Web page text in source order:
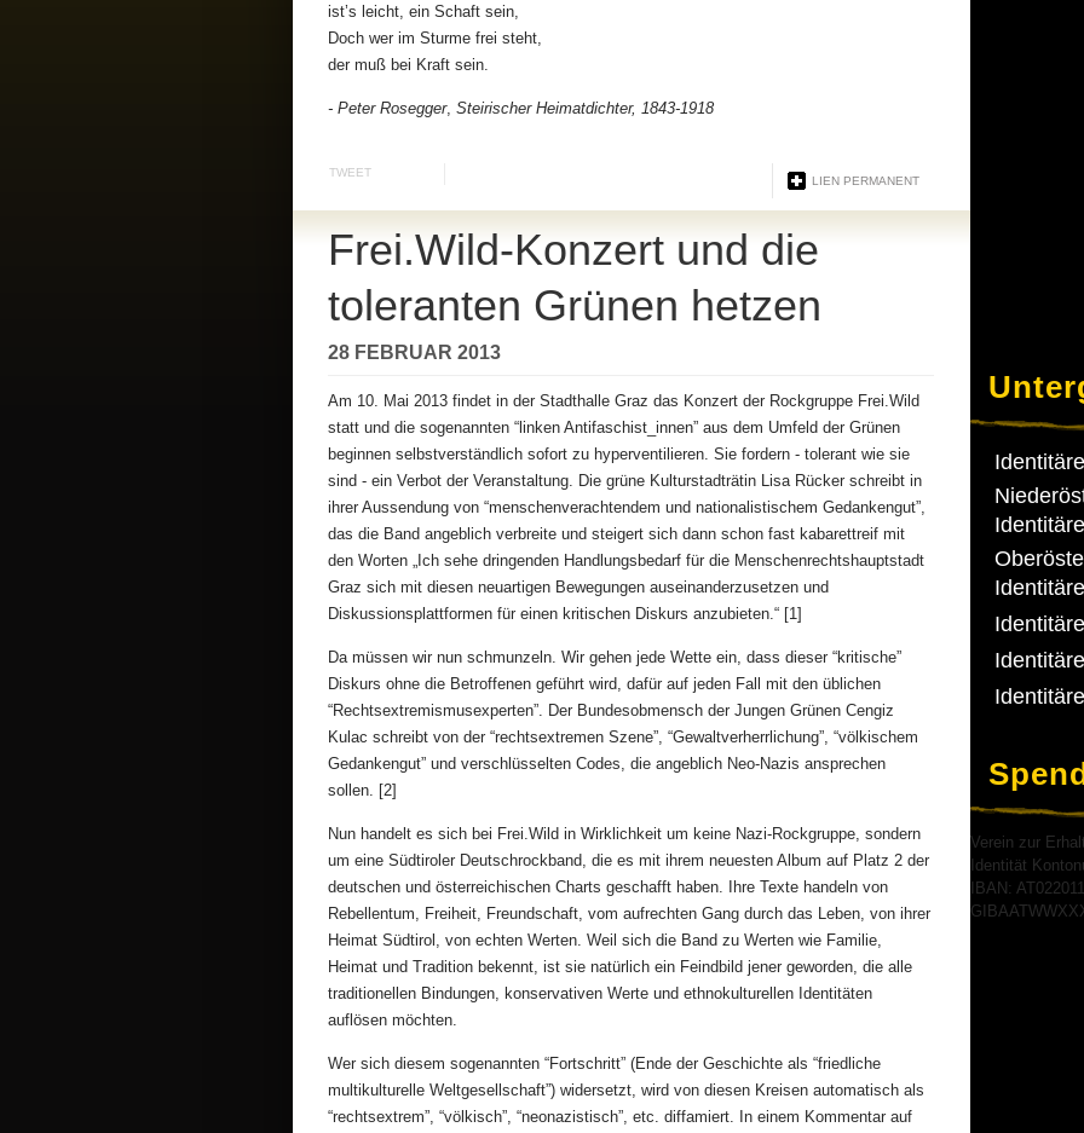
ist’s leicht, ein Schaft sein,
Doch wer im Sturme frei steht,
der muß bei Kraft sein.
- Peter Rosegger, Steirischer Heimatdichter, 1843-1918
TWEET
LIEN PERMANENT
Frei.Wild-Konzert und die
toleranten Grünen hetzen
28 FEBRUAR 2013
Am 10. Mai 2013 findet in der Stadthalle Graz das Konzert der Rockgruppe Frei.Wild
statt und die sogenannten “linken Antifaschist_innen” aus dem Umfeld der Grünen
beginnen selbstverständlich sofort zu hyperventilieren. Sie fordern - tolerant wie sie
sind - ein Verbot der Veranstaltung. Die grüne Kulturstadträtin Lisa Rücker schreibt in
ihrer Aussendung von “menschenverachtendem und nationalistischem Gedankengut”,
das die Band angeblich verbreite und steigert sich dann schon fast kabarettreif mit
den Worten „Ich sehe dringenden Handlungsbedarf für die Menschenrechtshauptstadt
Graz sich mit diesen neuartigen Bewegungen auseinanderzusetzen und
Diskussionsplattformen für einen kritischen Diskurs anzubieten.“ [1]
Da müssen wir nun schmunzeln. Wir gehen jede Wette ein, dass dieser “kritische”
Diskurs ohne die Betroffenen geführt wird, dafür auf jeden Fall mit den üblichen
“Rechtsextremismusexperten”. Der Bundesobmensch der Jungen Grünen Cengiz
Kulac schreibt von der “rechtsextremen Szene”, “Gewaltverherrlichung”, “völkischem
Gedankengut” und verschlüsselten Codes, die angeblich Neo-Nazis ansprechen
sollen. [2]
Nun handelt es sich bei Frei.Wild in Wirklichkeit um keine Nazi-Rockgruppe, sondern
um eine Südtiroler Deutschrockband, die es mit ihrem neuesten Album auf Platz 2 der
deutschen und österreichischen Charts geschafft haben. Ihre Texte handeln von
Rebellentum, Freiheit, Freundschaft, vom aufrechten Gang durch das Leben, von ihrer
Heimat Südtirol, von echten Werten. Weil sich die Band zu Werten wie Familie,
Heimat und Tradition bekennt, ist sie natürlich ein Feindbild jener geworden, die alle
traditionellen Bindungen, konservativen Werte und ethnokulturellen Identitäten
auflösen möchten.
Wer sich diesem sogenannten “Fortschritt” (Ende der Geschichte als “friedliche
multikulturelle Weltgesellschaft”) widersetzt, wird von diesen Kreisen automatisch als
“rechtsextrem”, “völkisch”, “neonazistisch”, etc. diffamiert. In einem Kommentar auf
Verein zur
Identität
IBAN: